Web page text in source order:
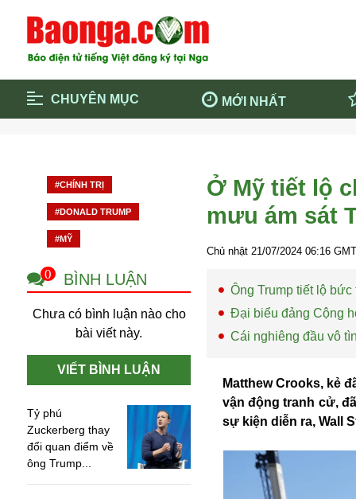
CHUYÊN MỤC MỚI NHẤT
Cộng đồng
Thông
Cuộc sống quanh ta
Khám
Quảng cáo
#CHÍNH TRỊ
#DONALD TRUMP
#MỸ
0 BÌNH LUẬN
Chưa có bình luận nào cho
bài viết này.
VIẾT BÌNH LUẬN
Tỷ phú
Zuckerberg thay
đổi quan điểm về
ông Trump...
Ở Mỹ tiết lộ
mưu ám sát
Chủ nhật 21/07/2024 06:16
Ông Trump tiết lộ
Đại biểu đảng Cộng
Cái nghiêng đầu vô
Matthew Crooks, kẻ
vận động tranh cử,
sự kiện diễn ra, Wall